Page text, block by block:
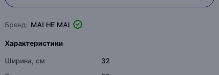
Бренд: MAI HE MAI
Характеристики
Ширина, см
32